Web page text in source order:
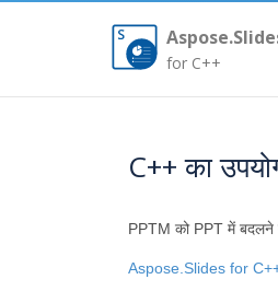
for C++
C++ का
PPTM को PPT में बदलने
Aspose.Slides for